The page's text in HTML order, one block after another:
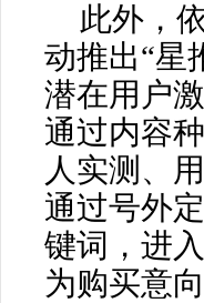
此外，
动推出“星
潜在用户
通过内容
人实测、
通过号外
键词，进
为购买意向